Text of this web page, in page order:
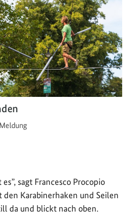
Meldung
sagt Francesco Procopio
den Karabinerhaken und Seilen
da und blickt nach oben.